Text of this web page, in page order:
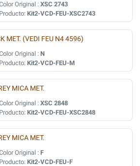
Original :XSC 2743
Kit2-VCD-FEU-XSC2743
MET. (VEDI FEU N4 4596)
Original : N
Kit2-VCD-FEU-M
MICA MET.
Original :XSC 2848
Kit2-VCD-FEU-XSC2848
MICA MET.
Original : F
Kit2-VCD-FEU-F